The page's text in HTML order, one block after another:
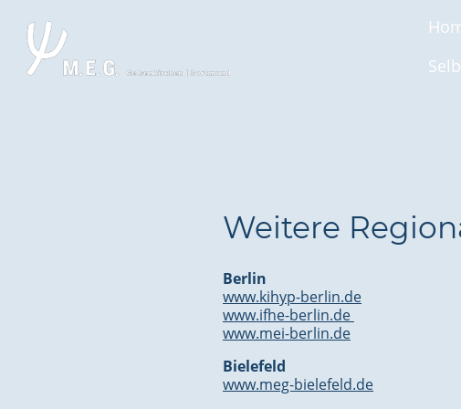
Weitere
Berlin
www.kihyp-berlin.de
www.ifhe-berlin.de
www.mei-berlin.de
Bielefeld
www.meg-bielefeld.de